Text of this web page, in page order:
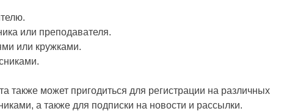
или преподавателя.
или кружками.
также может пригодиться для регистрации на различных
а также для подписки на новости и рассылки.